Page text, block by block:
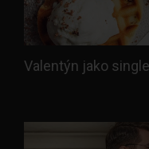
Valentýn jako